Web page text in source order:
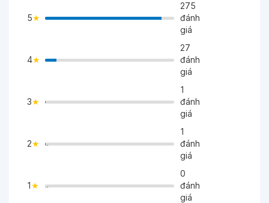
5
275
đánh
giá
4 >
27
đánh
giá
3 >
1
đánh
giá
2 ">
1
đánh
giá
1 ">
0
đánh
giá